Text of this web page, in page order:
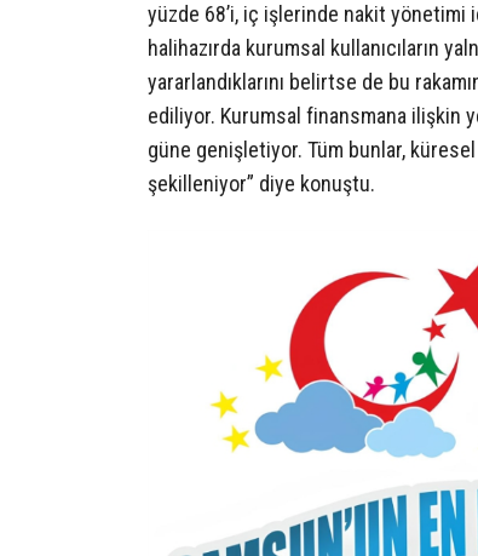
yüzde 68’i, iç işlerinde nakit yönetimi
halihazırda kurumsal kullanıcıların
yararlandıklarını belirtse de bu
ediliyor. Kurumsal finansmana ilişkin
güne genişletiyor. Tüm bunlar,
şekilleniyor” diye konuştu.